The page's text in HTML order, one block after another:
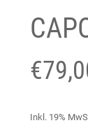
€
Inkl. 19%